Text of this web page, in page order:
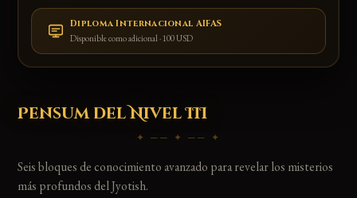
Diploma Internacional AIFAS
Disponible como adicional · 100 USD
Pensum del Nivel III
✦ ── ✦ ── ✦
Seis bloques de conocimiento avanzado para revelar los misterios
más profundos del Jyotish.